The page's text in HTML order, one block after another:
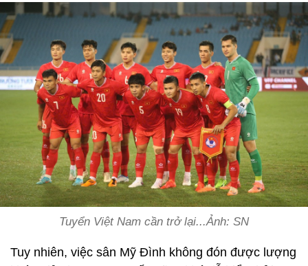
Tuyển Việt Nam cần trở lại...Ảnh: SN
Tuy nhiên, việc sân Mỹ Đình không đón được lượng